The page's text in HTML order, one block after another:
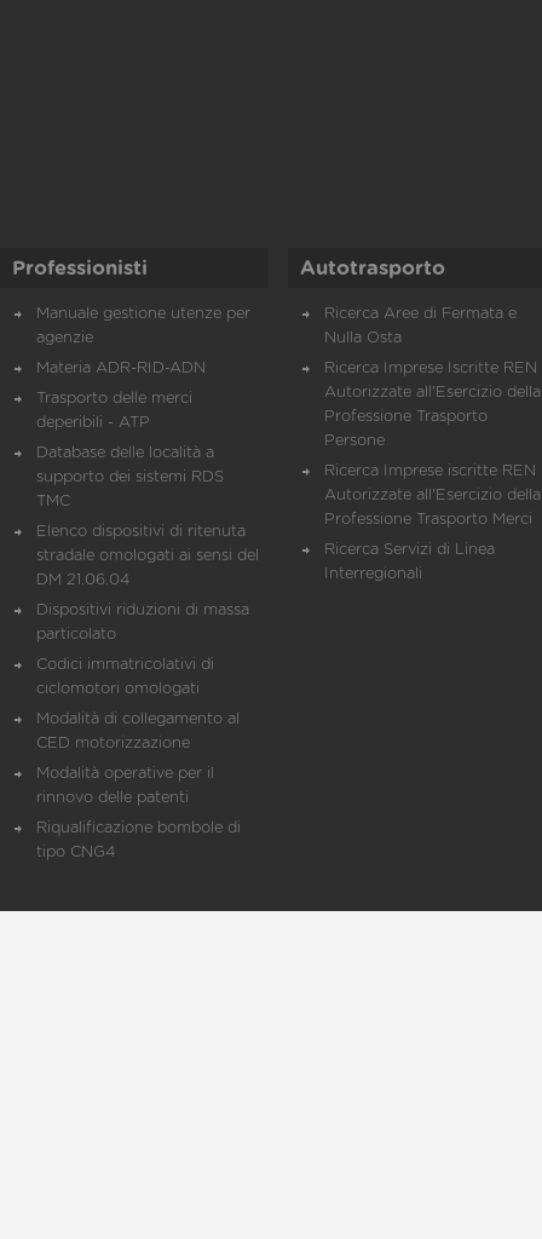
Professionisti
Manuale gestione utenze per
agenzie
Materia ADR-RID-ADN
Trasporto delle merci
deperibili - ATP
Database delle località a
supporto dei sistemi RDS
TMC
Elenco dispositivi di ritenuta
stradale omologati ai sensi del
DM 21.06.04
Dispositivi riduzioni di massa
particolato
Codici immatricolativi di
ciclomotori omologati
Modalità di collegamento al
CED motorizzazione
Modalità operative per il
rinnovo delle patenti
Riqualificazione bombole di
tipo CNG4
Autotrasporto
Ricerca Aree di Fermata e
Nulla Osta
Ricerca Imprese Iscritte REN
Autorizzate all'Esercizio della
Professione Trasporto
Persone
Ricerca Imprese iscritte REN
Autorizzate all'Esercizio della
Professione Trasporto Merci
Ricerca Servizi di Linea
Interregionali